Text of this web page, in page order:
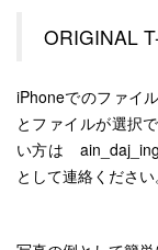
ORIGINAL
iPhoneでのファイ
とファイルが選択
い方は
として連絡ください。